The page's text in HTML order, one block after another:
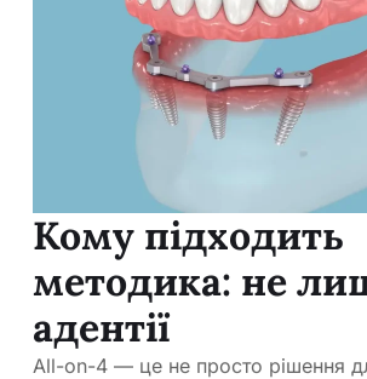
Кому підходить
методика: не
адентії
All-on-4 — це не просто рішення